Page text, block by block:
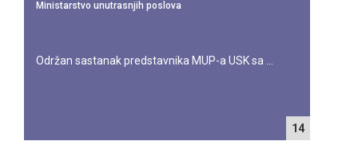
Ministarstvo unutrasnjih poslova
14
Održan sastanak predstavnika MUP-a USK sa ...